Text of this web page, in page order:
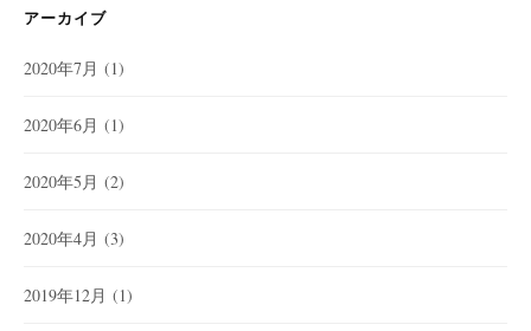
アーカイブ
2020年7月 (1)
2020年6月 (1)
2020年5月 (2)
2020年4月 (3)
2019年12月 (1)